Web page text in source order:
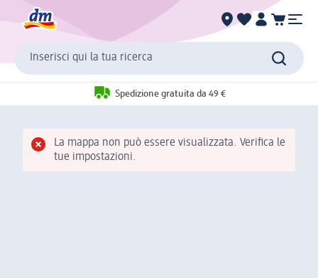
Inserisci qui la tua ricerca
Spedizione gratuita da 49 €
La mappa non può essere visualizzata. Verifica le
tue impostazioni.